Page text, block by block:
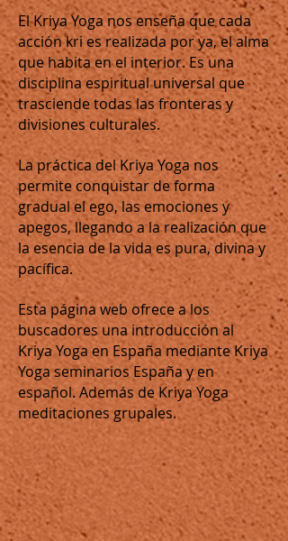
El Kriya Yoga nos enseña que cada
acción kri es realizada por ya, el alma
que habita en el interior. Es una
disciplina espiritual universal que
trasciende todas las fronteras y
divisiones culturales.
La práctica del Kriya Yoga nos
permite conquistar de forma
gradual el ego, las emociones y
apegos, llegando a la realización que
la esencia de la vida es pura, divina y
pacífica.
Esta página web ofrece a los
buscadores una introducción al
Kriya Yoga en España mediante Kriya
Yoga seminariosEspaña y en
español. Además de Kriya Yoga
meditaciones grupales.